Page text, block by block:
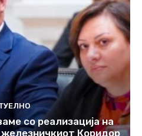
со реализација на
Коридор